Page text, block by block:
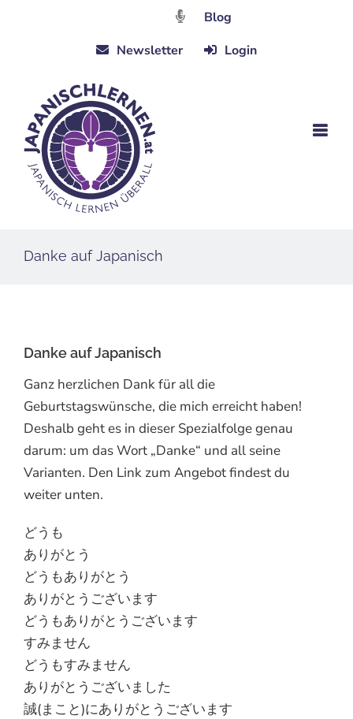
Blog
Newsletter
Login
Danke auf Japanisch
Danke auf Japanisch
Ganz herzlichen Dank für all die
Geburtstagswünsche, die mich erreicht haben!
Deshalb geht es in dieser Spezialfolge genau
darum: um das Wort „Danke“ und all seine
Varianten. Den Link zum Angebot findest du
weiter unten.
どうも
ありがとう
どうもありがとう
ありがとうございます
どうもありがとうございます
すみません
どうもすみません
ありがとうございました
誠(まこと)にありがとうございます